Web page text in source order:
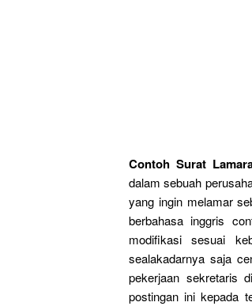
Contoh Surat
dalam sebuah
yang ingin melamar
berbahasa inggris
modifikasi sesuai
sealakadarnya saja
pekerjaan sekretaris
postingan ini kepada